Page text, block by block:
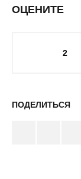
ОЦЕНИТЕ
2
ПОДЕЛИТЬСЯ